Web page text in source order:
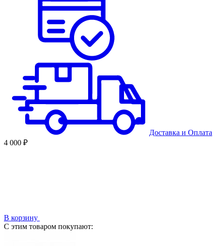
Доставка и Оплата
4 000 ₽
В корзину
С этим товаром покупают: